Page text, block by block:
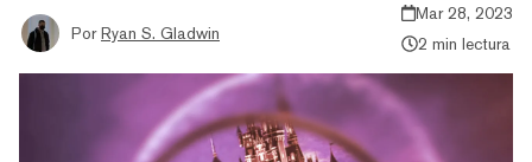
Por Ryan S. Gladwin
Mar 28, 2023
2 min lectura